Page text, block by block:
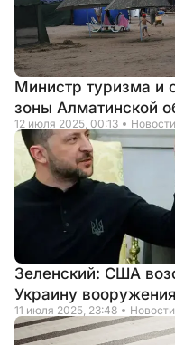
Министр туризма и
зоны Алматинской
12 июля 2025, 00:13 Новости
Зеленский: США
Украину вооружения
11 июля 2025, 23:48 Новости